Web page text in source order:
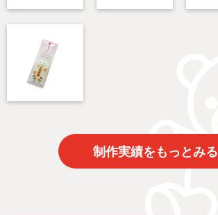
制作実績をもっとみる